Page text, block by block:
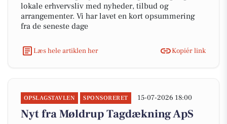
lokale erhvervsliv med nyheder, tilbud og
arrangementer. Vi har lavet en kort opsummering
fra de seneste dage
Læs hele artiklen her Kopiér link
OPSLAGSTAVLEN SPONSORERET 15-07-2026 18:00
Nyt fra Møldrup Tagdækning ApS